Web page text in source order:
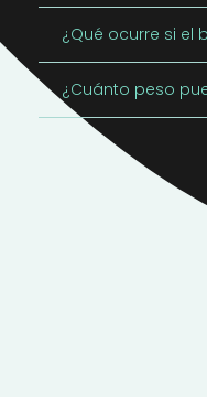
¿Qué ocurre si el
¿Cuánto peso